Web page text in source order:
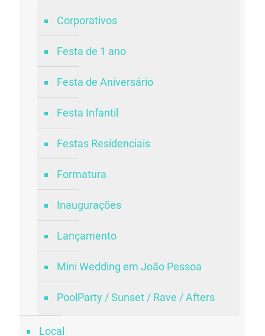
Corporativos
Festa de 1 ano
Festa de Aniversário
Festa Infantil
Festas Residenciais
Formatura
Inaugurações
Lançamento
Mini Wedding em João Pessoa
PoolParty / Sunset / Rave / Afters
Local